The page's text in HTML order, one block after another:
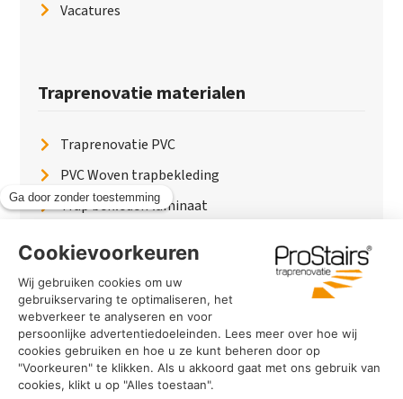
Vacatures
Traprenovatie materialen
Traprenovatie PVC
PVC Woven trapbekleding
Trap bekleden laminaat
Traptreden beton
Traptreden leer
PaintWood
Trapverlichting
PVC Vloer